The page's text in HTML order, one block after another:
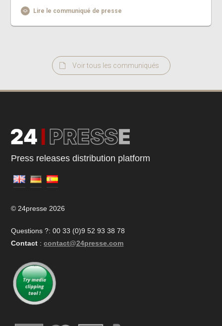
Lire le communiqué de presse
Voir tous les communiqués
Press releases distribution platform
© 24presse 2026
Questions ?: 00 33 (0)9 52 93 38 78
Contact : contact@24presse.com